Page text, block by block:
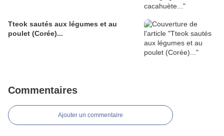
Tteok sautés aux légumes et au
poulet (Corée)...
Commentaires
Ajouter un commentaire